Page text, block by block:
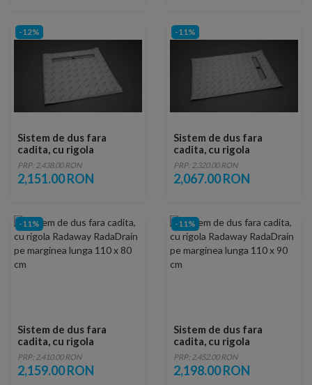
-12%
Sistem de dus fara
cadita, cu rigola
Radaway RadaDrain 120
x 120 cm
PRP: 2,438.00 RON
2,151.00 RON
-11%
Sistem de dus fara
cadita, cu rigola
Radaway RadaDrain pe
marginea scurta 110 x
80 cm
PRP: 2,320.00 RON
2,067.00 RON
-11%
Sistem de dus fara
cadita, cu rigola
Radaway RadaDrain pe
marginea lunga 110 x 80
cm
PRP: 2,410.00 RON
2,159.00 RON
-11%
Sistem de dus fara
cadita, cu rigola
Radaway RadaDrain pe
marginea lunga 110 x 90
cm
PRP: 2,452.00 RON
2,198.00 RON